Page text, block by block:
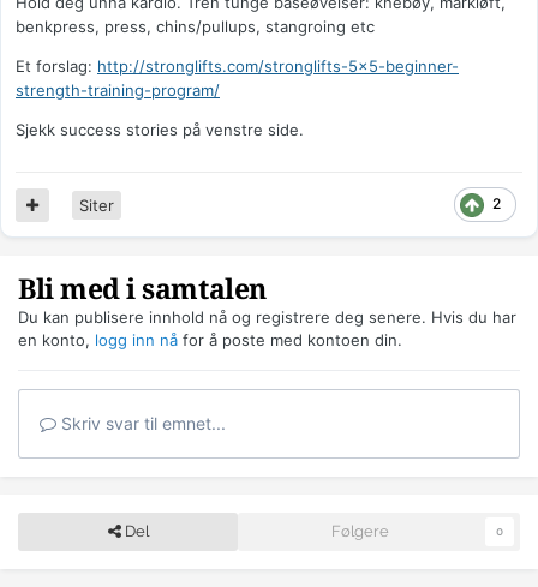
benkpress, press, chins/pullups, stangroing etc
Et forslag: http://stronglifts.com/stronglifts-5x5-beginner-
strength-training-program/
Sjekk success stories på venstre side.
2
Siter
Bli med i samtalen
Du kan publisere innhold nå og registrere deg senere. Hvis du har
en konto, logg inn nå for å poste med kontoen din.
Skriv svar til emnet...
Del Følgere 0